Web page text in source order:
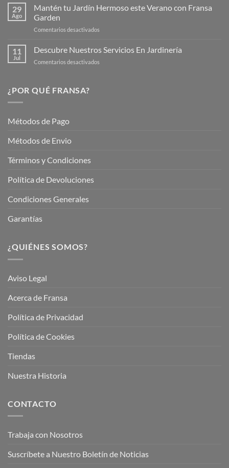
de
de
Verano
Plantas
29
Ago
Mantén tu Jardín Hermoso este Verano con Fransa
Garden
Comentarios desactivados
tu
Jardín
11
Jul
Descubre Nuestros Servicios En Jardinería
Comentarios desactivados
¿POR QUÉ FRANSA?
Métodos de Pago
Métodos de Envio
Términos y Condiciones
Política de Devoluciones
Condiciones Generales
Garantías
¿QUIÉNES SOMOS?
Aviso Legal
Acerca de Fransa
Política de Privacidad
Política de Cookies
Tiendas
Nuestra Historia
CONTACTO
Trabaja con Nosotros
Suscríbete a Nuestro Boletín de Noticias